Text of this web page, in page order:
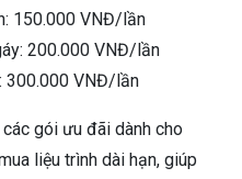
150.000 VNĐ/lần
200.000 VNĐ/lần
300.000 VNĐ/lần
gói ưu đãi dành cho
liệu trình dài hạn, giúp